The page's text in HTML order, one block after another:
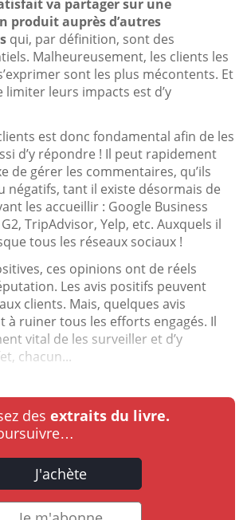
va partager sur une
produit auprès d’autres
qui, par définition, sont des
Malheureusement, les clients les
sont les plus mécontents. Et
limiter leurs impacts est d’y
est donc fondamental afin de les
d’y répondre ! Il peut rapidement
de gérer les commentaires, qu’ils
négatifs, tant il existe désormais de
les accueillir : Google Business
TripAdvisor, Yelp, etc. Auxquels il
tous les réseaux sociaux !
ces opinions ont de réels
Les avis positifs peuvent
clients. Mais, quelques avis
à ruiner tous les efforts engagés. Il
vital de les surveiller et d’y
chacun...
des extraits du livre.
J'achète